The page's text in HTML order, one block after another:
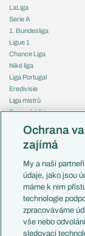
LaLiga
Serie A
1. Bundesliga
Ligue 1
Chance Liga
Niké liga
Liga Portugal
Eredivisie
Liga mistrů
Evropská liga
Mistrovství světa
Liga národů
Témata
Představení týmů MS
EuroSkauting
PL v kostce
Evropské koeficienty
Přestupy
Ochrana
zajímá
My a naši
údaje, jako jsou
máme k nim
technologie
zpracováváme
vše nebo
sledovací